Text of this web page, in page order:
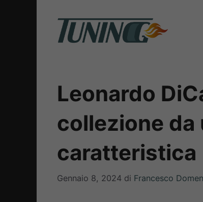
Leonardo
collezione da
caratteristica
Gennaio 8, 2024 di Francesco